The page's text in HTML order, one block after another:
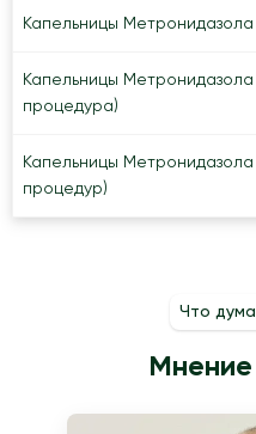
Капельницы
Капельницы Метронидазола
процедура)
Капельницы
процедур)
Что